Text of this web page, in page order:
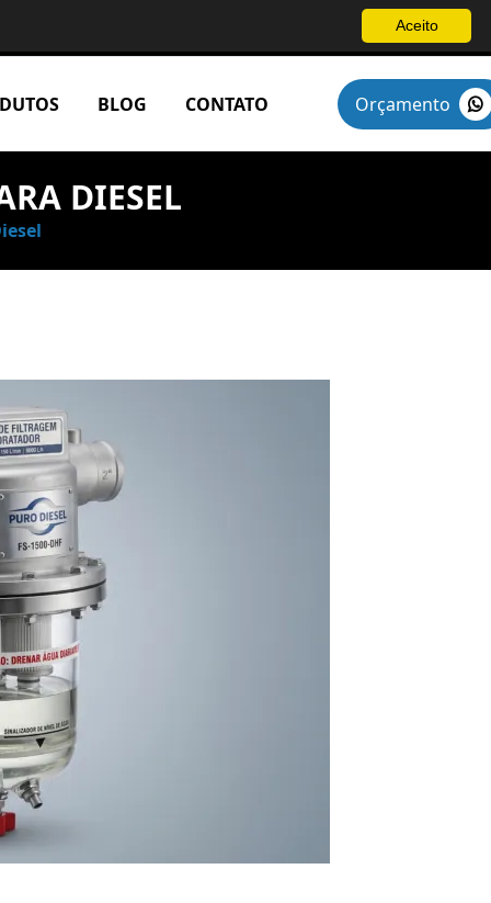
BLOG CONTATO Orçamento
DIESEL
Aceito